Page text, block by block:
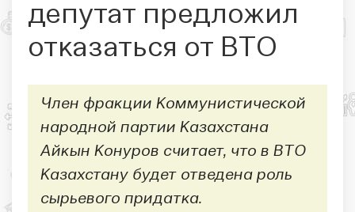
депутат предложил
отказаться от ВТО
Член фракции Коммунистической
народной партии Казахстана
Айкын Конуров считает, что в ВТО
Казахстану будет отведена роль
сырьевого придатка.